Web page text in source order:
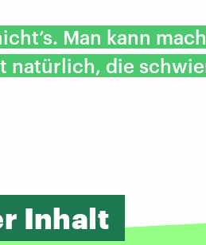
Man kann
natürlich, die
Inhalt